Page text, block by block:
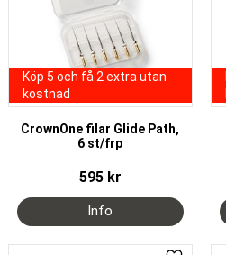
Köp 5 och få 2 extra utan
kostnad
CrownOne filar Glide Path,
6 st/frp
595kr